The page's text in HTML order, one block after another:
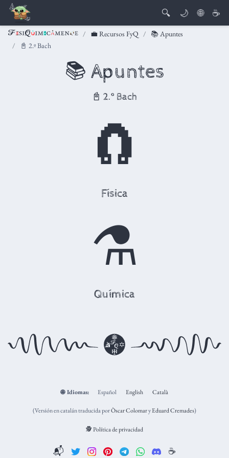
🔍 🌙 🌐 ☕
💼 Recursos FyQ
📚 Apuntes
📓 2.º Bach
📚 Apuntes
📓 2.º Bach
🧲
Física
⚗️
Química
🌐 Idiomas: Español English Català
(Versión en catalán traducida porÒscar ColomaryEduard Cremades)
🕵️ Política de privacidad
📬 ☕️